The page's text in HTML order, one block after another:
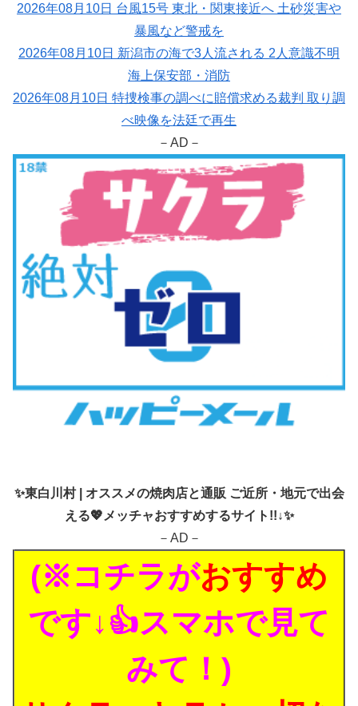
2026年08月10日 台風15号 東北・関東接近へ 土砂災害や
暴風など警戒を
2026年08月10日 新潟市の海で3人流される 2人意識不明
海上保安部・消防
2026年08月10日 特捜検事の調べに賠償求める裁判 取り調
べ映像を法廷で再生
－AD－
✨東白川村 | オススメの焼肉店と通販 ご近所・地元で出会
える💖メッチャおすすめするサイト!!↓✨
－AD－
(※コチラがおすすめ
です↓👍スマホで見て
みて！)